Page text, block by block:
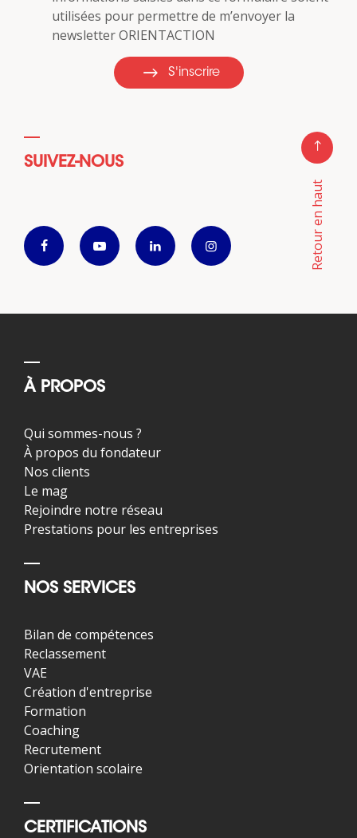
utilisées pour permettre de m’envoyer la
newsletter ORIENTACTION
S'inscrire
SUIVEZ-NOUS
Retour en haut
À PROPOS
Qui sommes-nous ?
À propos du fondateur
Nos clients
Le mag
Rejoindre notre réseau
Prestations pour les entreprises
NOS SERVICES
Bilan de compétences
Reclassement
VAE
Création d'entreprise
Formation
Coaching
Recrutement
Orientation scolaire
CERTIFICATIONS